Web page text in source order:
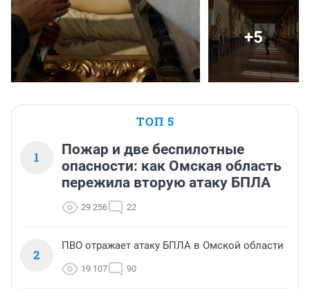
+5
ТОП 5
1
Пожар и две беспилотные
опасности: как Омская область
пережила вторую атаку БПЛА
29 256 22
2
ПВО отражает атаку БПЛА в Омской области
19 107 90